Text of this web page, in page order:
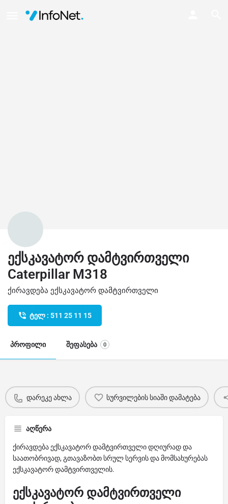
ექსკავატორ დამტვირთველი
Caterpillar M318
ქირავდება ექსკავატორ დამტვირთველი
ტელ : 511 25 11 15
პროფილი შეფასება 0
დარეკე ახლა სურვილების სიაში დამატება
აღწერა
ქირავდება ექსკავატორ დამტვირთველი დღიურად და
საათობრივად, გთავაზობთ სრულ სერვის და მომსახურებას
ექსკავატორ დამტვირთველის.
ექსკავატორ დამტვირთველი